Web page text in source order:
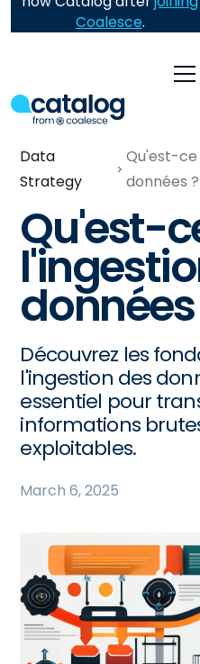
Coalesce.
Data
Strategy
Qu'est-ce
données ?
Qu'est-
données
Découvrez les
l'ingestion des
essentiel pour
informations
exploitables.
March 6, 2025